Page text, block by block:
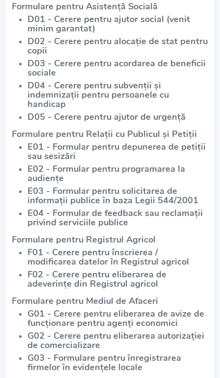
Formulare pentru Asistență Socială
D01 - Cerere pentru ajutor social (venit
minim garantat)
D02 - Cerere pentru alocație de stat pentru
copii
D03 - Cerere pentru acordarea de beneficii
sociale
D04 - Cerere pentru subvenții și
indemnizații pentru persoanele cu
handicap
D05 - Cerere pentru ajutor de urgență
Formulare pentru Relații cu Publicul și Petiții
E01 - Formular pentru depunerea de petiții
sau sesizări
E02 - Formular pentru programarea la
audiențe
E03 - Formular pentru solicitarea de
informații publice în baza Legii 544/2001
E04 - Formular de feedback sau reclamații
privind serviciile publice
Formulare pentru Registrul Agricol
F01 - Cerere pentru înscrierea /
modificarea datelor în Registrul agricol
F02 - Cerere pentru eliberarea de
adeverințe din Registrul agricol
Formulare pentru Mediul de Afaceri
G01 - Cerere pentru eliberarea de avize de
funcționare pentru agenți economici
G02 - Cerere pentru eliberarea autorizației
de comercializare
G03 - Formulare pentru înregistrarea
firmelor în evidențele locale